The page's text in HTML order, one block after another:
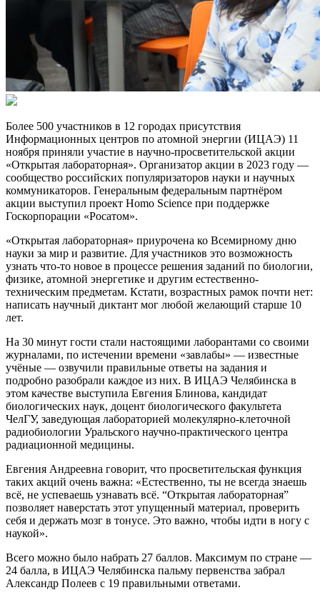
Более 500 участников в 12 городах присутствия
Информационных центров по атомной энергии (ИЦАЭ) 11
ноября приняли участие в научно-просветительской акции
«Открытая лабораторная». Организатор акции в 2023 году —
сообщество российских популяризаторов науки и научных
коммуникаторов. Генеральным федеральным партнёром
акции выступил проект Homo Science при поддержке
Госкорпорации «Росатом».
«Открытая лабораторная» приурочена ко Всемирному дню
науки за мир и развитие. Для участников это возможность
узнать что-то новое в процессе решения заданий по биологии,
физике, атомной энергетике и другим естественно-
техническим предметам. Кстати, возрастных рамок почти нет:
написать научный диктант мог любой желающий старше 10
лет.
На 30 минут гости стали настоящими лаборантами со своими
журналами, по истечении времени «завлабы» — известные
учёные — озвучили правильные ответы на задания и
подробно разобрали каждое из них. В ИЦАЭ Челябинска в
этом качестве выступила Евгения Блинова, кандидат
биологических наук, доцент биологического факультета
ЧелГУ, заведующая лабораторией молекулярно-клеточной
радиобиологии Уральского научно-практического центра
радиационной медицины.
Евгения Андреевна говорит, что просветительская функция
таких акций очень важна: «Естественно, ты не всегда знаешь
всё, не успеваешь узнавать всё. “Открытая лабораторная”
позволяет наверстать этот упущенный материал, проверить
себя и держать мозг в тонусе. Это важно, чтобы идти в ногу с
наукой».
Всего можно было набрать 27 баллов. Максимум по стране —
24 балла, в ИЦАЭ Челябинска пальму первенства забрал
Александр Полеев с 19 правильными ответами.